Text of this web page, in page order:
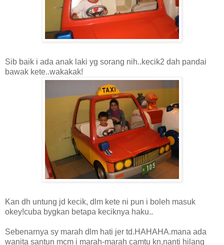
Sib baik i ada anak laki yg sorang nih..kecik2 dah pandai
bawak kete..wakakak!
Kan dh untung jd kecik, dlm kete ni pun i boleh masuk
okey!cuba bygkan betapa keciknya haku..
Sebenarnya sy marah dlm hati jer td.HAHAHA.mana ada
wanita santun mcm i marah-marah camtu kn,nanti hilang